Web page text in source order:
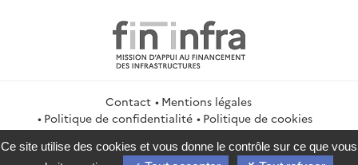
Contact
Mentions légales
Politique de confidentialité
Politique de cookies
Gestion des cookies
Flux RSS
Ce site utilise des cookies et vous donne le contrôle sur ce que vous